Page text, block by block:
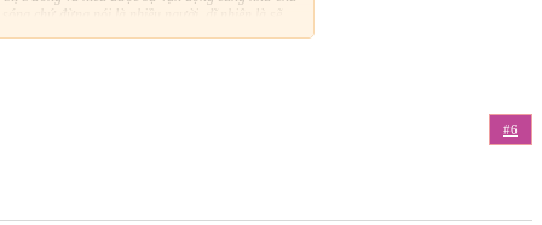
chứ đừng nói là nhiều người, dĩ nhiên là sẽ
#6